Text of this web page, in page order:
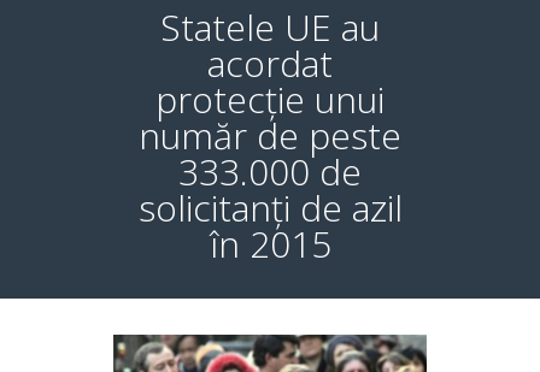
Statele UE au
acordat
protecție unui
număr de peste
333.000 de
solicitanți de azil
în 2015